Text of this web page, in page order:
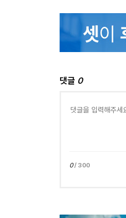
댓글 0
0/ 300